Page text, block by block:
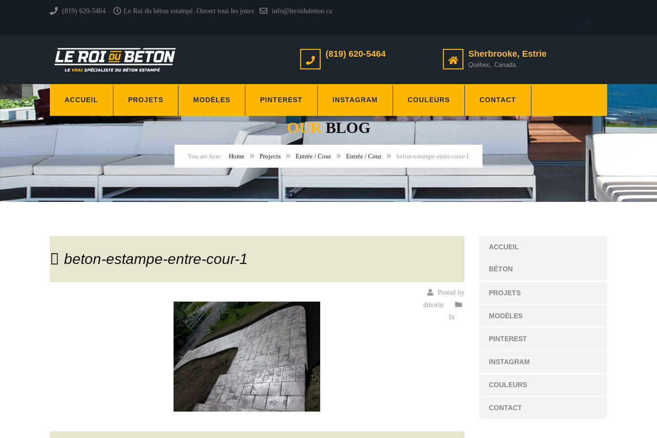
(819) 620-5464 Le Roi du béton estampé. Ouvert tous les jours info@leroidubeton.ca
(819) 620-5464 Sherbrooke, Estrie
Québec, Canada.
ACCUEIL PROJETS MODÈLES PINTEREST INSTAGRAM COULEURS CONTACT
OURBLOG
Home Projects Entrée / Cour Entrée / Cour beton-estampe-entre-cour-1
beton-estampe-entre-cour-1
Posted by
dmorin
In
ACCUEIL
BÉTON
PROJETS
MODÈLES
PINTEREST
INSTAGRAM
COULEURS
CONTACT